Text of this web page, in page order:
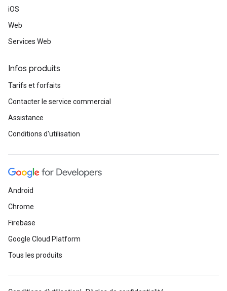
iOS
Web
Services Web
Infos produits
Tarifs et forfaits
Contacter le service commercial
Assistance
Conditions d'utilisation
Android
Chrome
Firebase
Google Cloud Platform
Tous les produits